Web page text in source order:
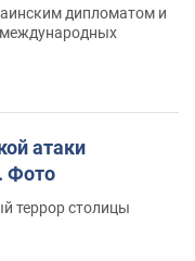
дипломатом и
атаки
Фото
террор столицы